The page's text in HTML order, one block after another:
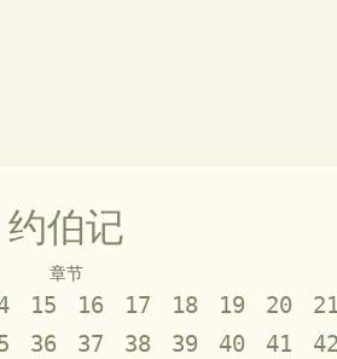
约伯记
章节
15 16 17 18 19 20
36 37 38 39 40 41